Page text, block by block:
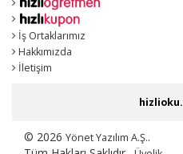
İş Ortaklarımız
Hakkımızda
İletişim
© 2026 Yönet Yazılım A.Ş..